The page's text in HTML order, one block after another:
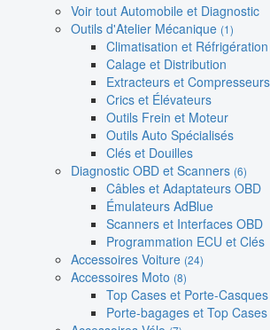
Voir tout Automobile et Diagnostic
Outils d'Atelier Mécanique (1)
Climatisation et Réfrigération
Calage et Distribution
Extracteurs et Compresseurs
Crics et Élévateurs
Outils Frein et Moteur
Outils Auto Spécialisés
Clés et Douilles
Diagnostic OBD et Scanners (6)
Câbles et Adaptateurs OBD
Émulateurs AdBlue
Scanners et Interfaces OBD
Programmation ECU et Clés
Accessoires Voiture (24)
Accessoires Moto (8)
Top Cases et Porte-Casques
Porte-bagages et Top Cases